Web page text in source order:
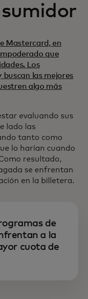
Mastercard, en
que
Los
buscan las mejores
algo más
en una pestaña nueva
evaluando sus
lado las
tanto como
lo harían cuando
resultado,
se enfrentan
en la billetera.
de
a la
cuota de